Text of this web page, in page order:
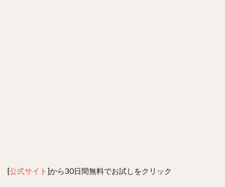
[公式サイト ]から30日間無料でお試しをクリック